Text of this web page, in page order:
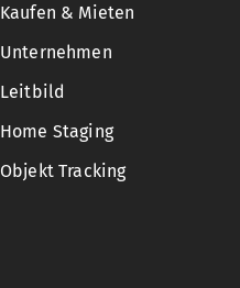
Kaufen & Mieten
Unternehmen
Leitbild
Home Staging
Objekt Tracking